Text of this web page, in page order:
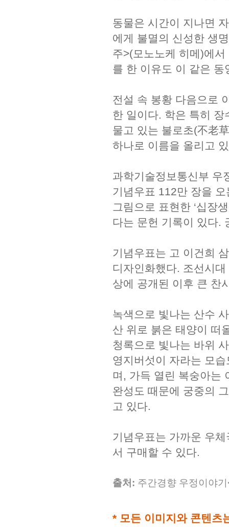
동물은 시간이 지나면
에게 불멸의 신성한 생
주>(모노노케 히메)에서
를 한 이유도 이 같은
전설 속 봉황 다음으로
한 일이다. 학은 특히
물고 있는 불로초(不老
하나로 이름을 올리고
과학기술정보통신부 우
기념우표 112만 장을
그림으로 표현한 ‘십장
다는 문헌 기록이 있다.
기념우표는 고 이건희
디자인화했다. 조선시
상에 공개된 이후 큰 찬
녹색으로 빛나는 산수
산 위로 붉은 태양이 떠
청록으로 빛나는 바위
영지버섯이 자라는 모
며, 가득 열린 복숭아는
완성도 때문에 궁중의
고 있다.
기념우표는 가까운 우
서 구매할 수 있다.
출처: 주간경향 우정이야
* 모든 이미지와 콘텐츠